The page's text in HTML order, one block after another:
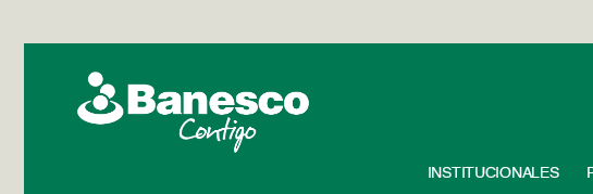
INSTITUCIONALES